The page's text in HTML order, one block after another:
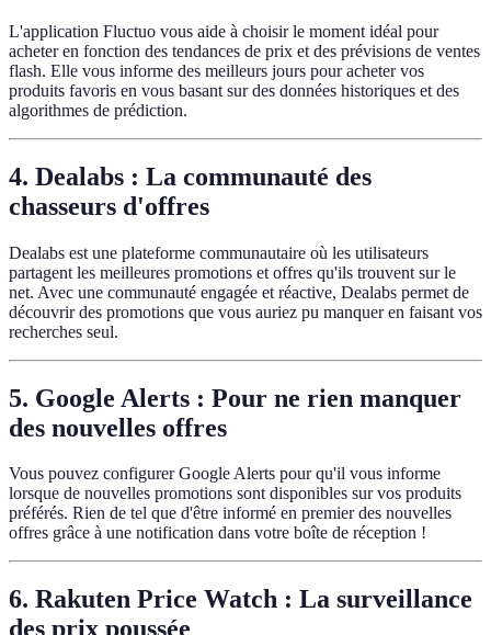
L'application Fluctuo vous aide à choisir le moment idéal pour
acheter en fonction des tendances de prix et des prévisions de ventes
flash. Elle vous informe des meilleurs jours pour acheter vos
produits favoris en vous basant sur des données historiques et des
algorithmes de prédiction.
4. Dealabs : La communauté des
chasseurs d'offres
Dealabs est une plateforme communautaire où les utilisateurs
partagent les meilleures promotions et offres qu'ils trouvent sur le
net. Avec une communauté engagée et réactive, Dealabs permet de
découvrir des promotions que vous auriez pu manquer en faisant vos
recherches seul.
5. Google Alerts : Pour ne rien manquer
des nouvelles offres
Vous pouvez configurer Google Alerts pour qu'il vous informe
lorsque de nouvelles promotions sont disponibles sur vos produits
préférés. Rien de tel que d'être informé en premier des nouvelles
offres grâce à une notification dans votre boîte de réception !
6. Rakuten Price Watch : La surveillance
des prix poussée